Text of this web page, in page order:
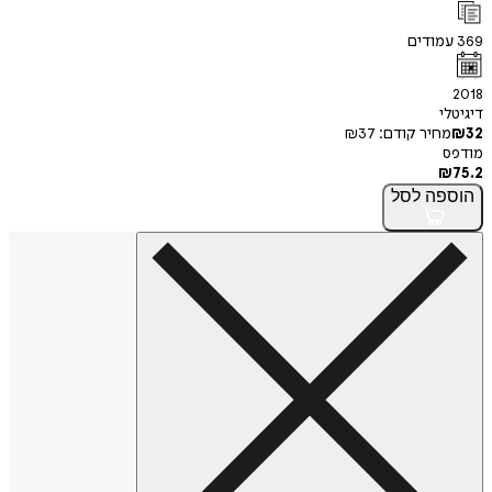
369 עמודים
2018
דיגיטלי
₪32 מחיר קודם: ₪37
מודפס
₪75.2
הוספה לסל